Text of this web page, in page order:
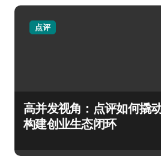
点评
高并发视角：点评如何撬
构建创业生态闭环